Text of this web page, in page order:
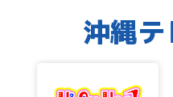
沖縄